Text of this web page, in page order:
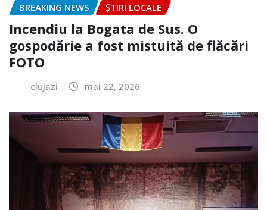
BREAKING NEWS ȘTIRI LOCALE
Incendiu la Bogata de Sus. O
gospodărie a fost mistuită de flăcări
FOTO
clujazi mai 22, 2026